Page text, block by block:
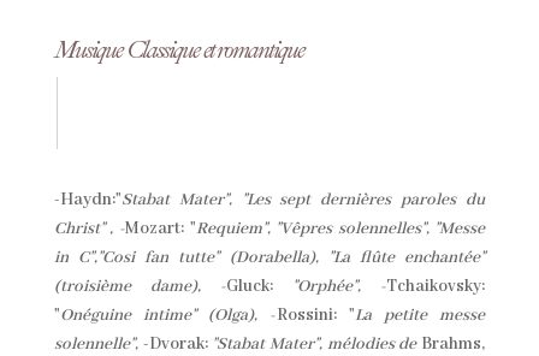
Musique Classique et romantique
-Haydn:"Stabat Mater", "Les sept dernières paroles du
Christ" , -Mozart: "Requiem", "Vêpres solennelles", "Messe
in C","Cosi fan tutte" (Dorabella), "La flûte enchantée"
(troisième dame), -Gluck: "Orphée", -Tchaikovsky:
"Onéguine intime" (Olga), -Rossini: "La petite messe
solennelle",-Dvorak:"Stabat Mater", mélodies de Brahms,